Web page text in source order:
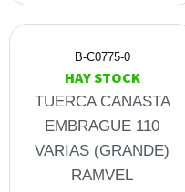
B-C0775-0
HAY STOCK
TUERCA CANASTA
EMBRAGUE 110
VARIAS (GRANDE)
RAMVEL